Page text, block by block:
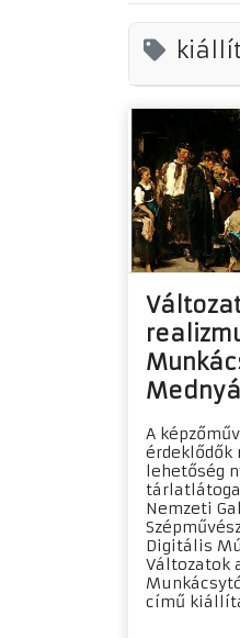
A
érdeklődők
lehetőség
Nemzeti
Digitális
Változatok
című